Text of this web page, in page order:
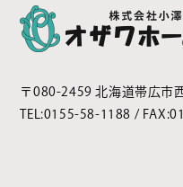
〒080-2459 北海道帯広市
TEL:0155-58-1188 /